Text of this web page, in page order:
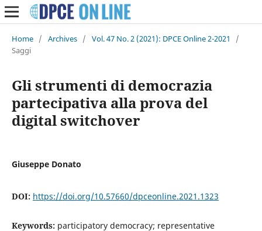
Home / Archives / Vol. 47 No. 2 (2021): DPCE Online 2-2021
/
Saggi
Gli strumenti di democrazia
partecipativa alla prova del
digital switchover
Giuseppe Donato
DOI: https://doi.org/10.57660/dpceonline.2021.1323
Keywords: participatory democracy; representative